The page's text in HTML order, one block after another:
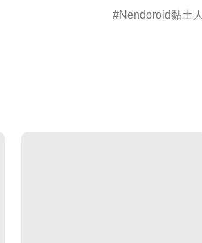
Nendoroid黏土人